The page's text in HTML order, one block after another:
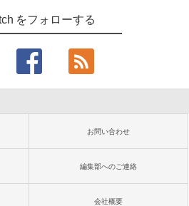
をフォローする
お問い合わせ
編集部へのご連絡
会社概要